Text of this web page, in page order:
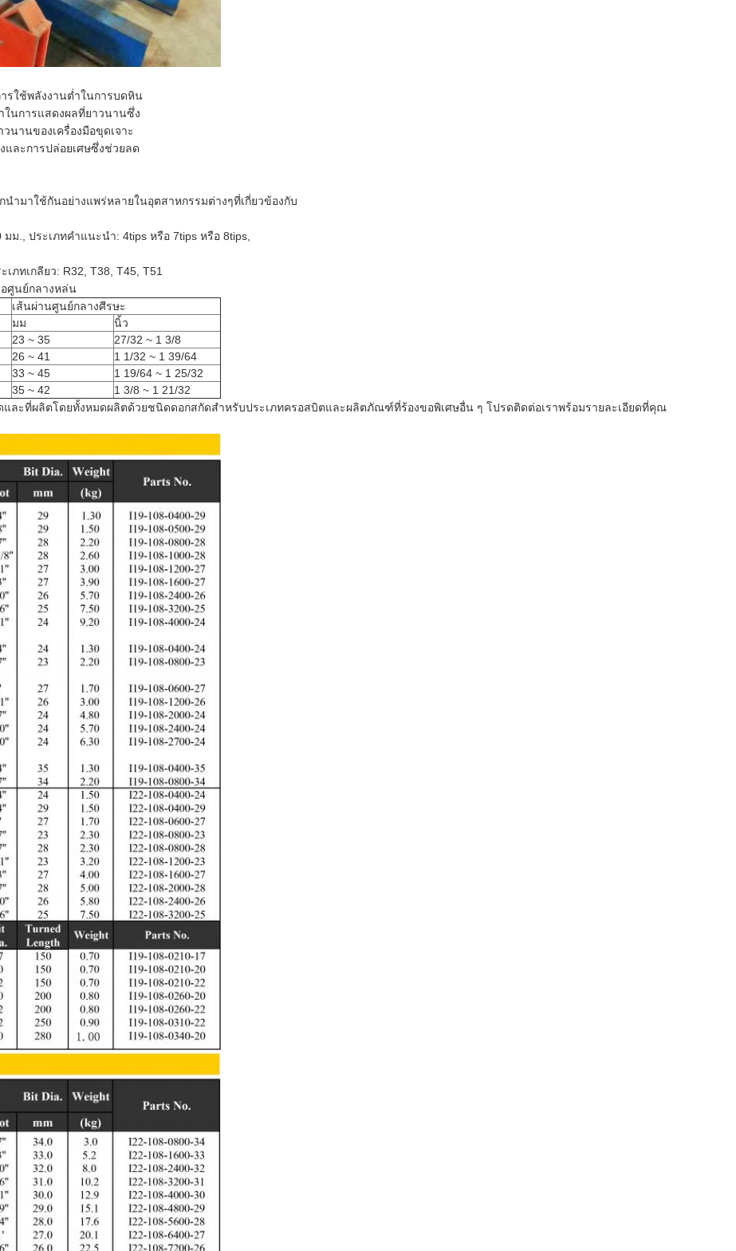
รใช้พลังงานต่ำในการบดหิน
ในการแสดงผลที่ยาวนานซึ่ง
นานของเครื่องมือขุดเจาะ
ละการปล่อยเศษซึ่งช่วยลด
นำมาใช้กันอย่างแพร่หลายในอุตสาหกรรมต่างๆที่เกี่ยวข้องกับ
ม., ประเภทคำแนะนำ: 4tips หรือ 7tips หรือ 8tips,
ภทเกลียว: R32, T38, T45, T51
ศูนย์กลางหล่น
เส้นผ่านศูนย์กลางศีรษะ
มม
นิ้ว
23 ~ 35
27/32 ~ 1 3/8
26 ~ 41
1 1/32 ~ 1 39/64
33 ~ 45
1 19/64 ~ 1 25/32
35 ~ 42
1 3/8 ~ 1 21/32
ะที่ผลิตโดยทั้งหมดผลิตด้วยชนิดดอกสกัดสำหรับประเภทครอสบิตและผลิตภัณฑ์ที่ร้องขอพิเศษอื่น ๆ โปรดติดต่อเราพร้อมรายละเอียดที่คุณ